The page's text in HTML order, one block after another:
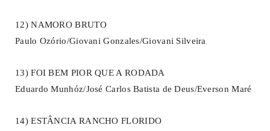
12) NAMORO BRUTO
Paulo Ozório/Giovani Gonzales/Giovani Silveira
13) FOI BEM PIOR QUE A RODADA
Eduardo Munhóz/José Carlos Batista de Deus/Everson Maré
14) ESTÂNCIA RANCHO FLORIDO